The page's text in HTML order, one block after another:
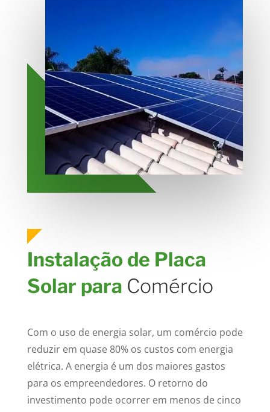
Instalação de Placa
Solar para Comércio
Com o uso de energia solar, um comércio pode
reduzir em quase 80% os custos com energia
elétrica. A energia é um dos maiores gastos
para os empreendedores. O retorno do
investimento pode ocorrer em menos de cinco